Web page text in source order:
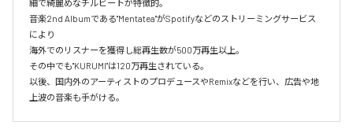
細で綺麗めなチルビートが特徴的。
音楽2nd Albumである"Mentatea"がSpotifyなどのストリーミングサービス
により
海外でのリスナーを獲得し総再生数が500万再生以上。
その中でも"KURUMI"は120万再生されている。
以後、国内外のアーティストのプロデュースやRemixなどを行い、広告や地
上波の音楽も手がける。